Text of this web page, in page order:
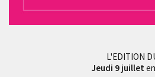
L'EDITION
Jeudi 9 juillet